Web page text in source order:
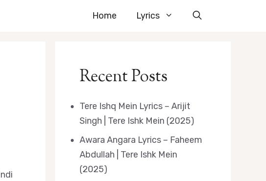
Home Lyrics
Recent Posts
Tere Ishq Mein Lyrics – Arijit
Singh | Tere Ishk Mein (2025)
Awara Angara Lyrics – Faheem
Abdullah | Tere Ishk Mein
(2025)